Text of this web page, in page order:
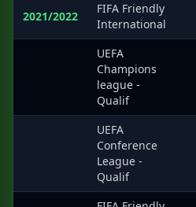
2021/2022
FIFA Friendly
International
UEFA
Champions
league -
Qualif
UEFA
Conference
League -
Qualif